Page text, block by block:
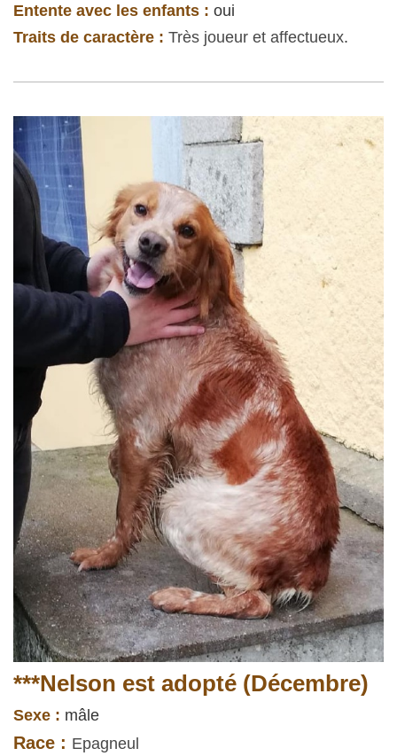
Entente avec les enfants : oui
Traits de caractère : Très joueur et affectueux.
***Nelson est adopté (Décembre)
Sexe : mâle
Race : Epagneul